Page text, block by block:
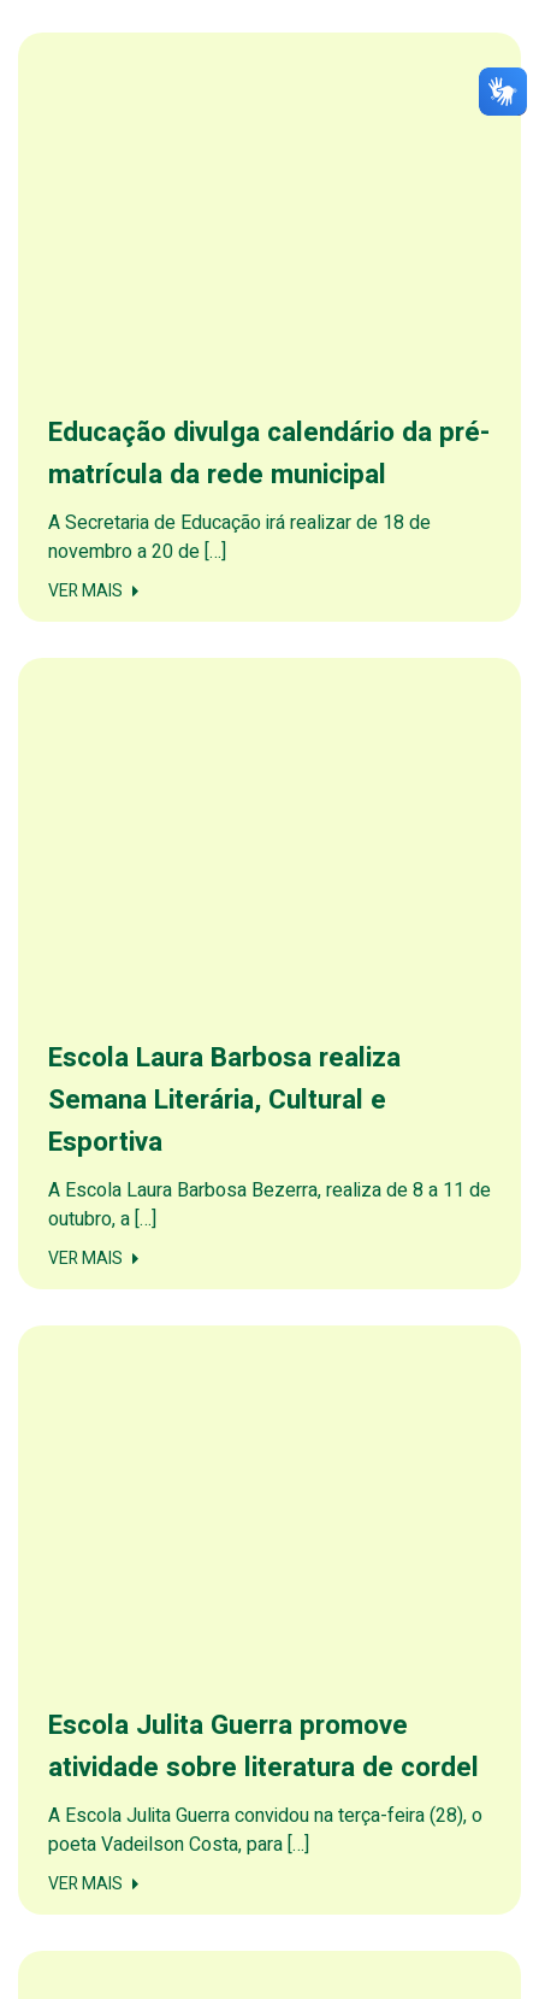
Educação divulga calendário da pré-
matrícula da rede municipal
A Secretaria de Educação irá realizar de 18 de
novembro a 20 de […]
VER MAIS
Escola Laura Barbosa realiza
Semana Literária, Cultural e
Esportiva
A Escola Laura Barbosa Bezerra, realiza de 8 a 11 de
outubro, a […]
VER MAIS
Escola Julita Guerra promove
atividade sobre literatura de cordel
A Escola Julita Guerra convidou na terça-feira (28), o
poeta Vadeilson Costa, para […]
VER MAIS